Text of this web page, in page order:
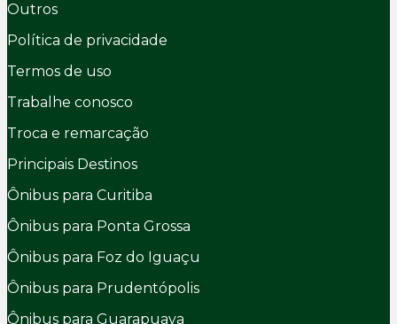
Outros
Política de privacidade
Termos de uso
Trabalhe conosco
Troca e remarcação
Principais Destinos
Ônibus para Curitiba
Ônibus para Ponta Grossa
Ônibus para Foz do Iguaçu
Ônibus para Prudentópolis
Ônibus para Guarapuava